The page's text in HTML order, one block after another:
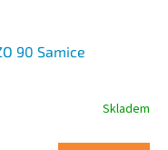
90 Samice
Skladem